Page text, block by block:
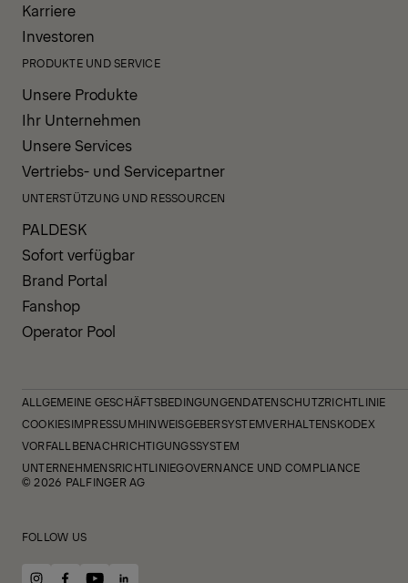
Karriere
Investoren
PRODUKTE UND SERVICE
Unsere Produkte
Ihr Unternehmen
Unsere Services
Vertriebs- und Servicepartner
UNTERSTÜTZUNG UND RESSOURCEN
PALDESK
Sofort verfügbar
Brand Portal
Fanshop
Operator Pool
ALLGEMEINE GESCHÄFTSBEDINGUNGENDATENSCHUTZRICHTLINIE
COOKIESIMPRESSUMHINWEISGEBERSYSTEMVERHALTENSKODEX
VORFALLBENACHRICHTIGUNGSSYSTEM
UNTERNEHMENSRICHTLINIEGOVERNANCE UND COMPLIANCE
© 2026 PALFINGER AG
FOLLOW US